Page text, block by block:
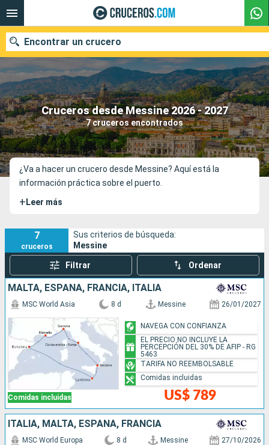
Cruceros desde Messine 2026 - 2027
7 cruceros encontrados
Encontrar un crucero
Nuestros destinos
Fecha de salida
Puertos Compañías
¿Va a hacer un crucero desde Messine? Aquí está la
información práctica sobre el puerto.
+ Leer más
7
cruceros
Sus criterios de búsqueda:
Messine
Filtrar Ordenar
MALTA, ESPAÑA, FRANCIA, ITALIA
Comidas incluidas
MSC World Asia 8 d Messine 26/01/2027
US$ 789
NAVEGA CON CONFIANZA
EL PRECIO NO INCLUYE LA
PERCEPCIÓN DEL 30% DE AFIP - RG
5463
TARIFA NO REEMBOLSABLE
Comidas incluidas
ITALIA, MALTA, ESPAÑA, FRANCIA
MSC World Europa 8 d Messine 27/10/2026